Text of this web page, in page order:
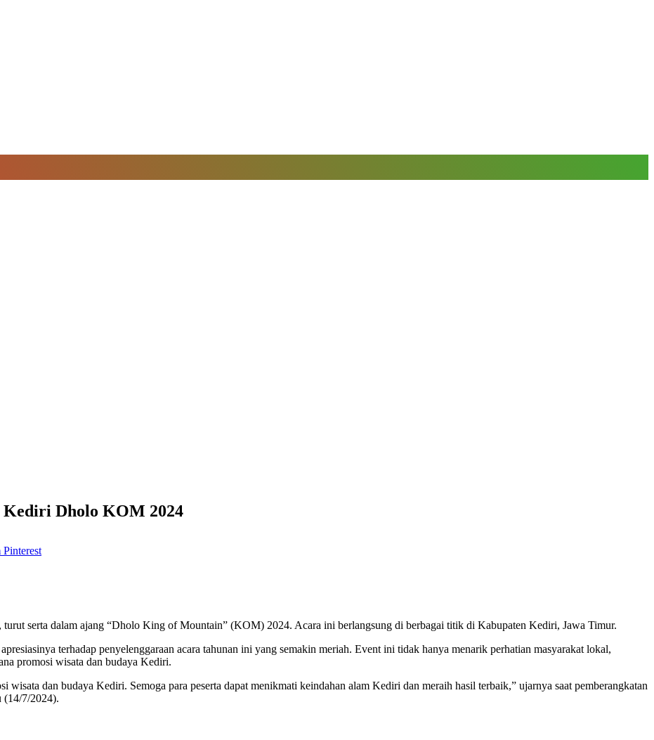
Kediri Dholo KOM 2024
Pinterest
turut serta dalam ajang “Dholo King of Mountain” (KOM) 2024. Acara ini berlangsung di berbagai titik di Kabupaten Kediri, Jawa Timur.
terhadap penyelenggaraan acara tahunan ini yang semakin meriah. Event ini tidak hanya menarik perhatian masyarakat lokal,
promosi wisata dan budaya Kediri.
wisata dan budaya Kediri. Semoga para peserta dapat menikmati keindahan alam Kediri dan meraih hasil terbaik,” ujarnya saat pemberangkatan
7/2024).